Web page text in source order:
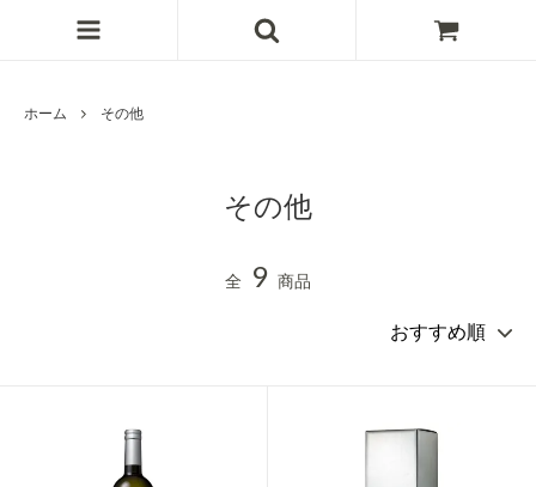
ホーム その他
その他
全 9 商品